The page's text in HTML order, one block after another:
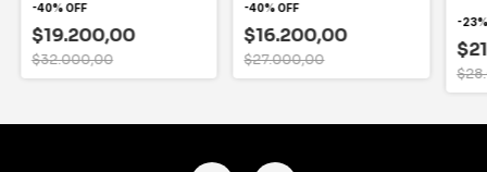
-40%OFF
$19.200,00
$32.000,00
-40%OFF
$16.200,00
$27.000,00
-23